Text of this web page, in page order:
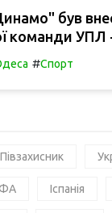
був
команди УПЛ
#Спорт
Півзахисник
Іспанія